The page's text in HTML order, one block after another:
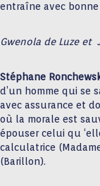
entraîne avec
Gwenola de Luze et
Stéphane
d’un homme qui se
avec assurance et
où la morale est
épouser celui qu
calculatrice
(Barillon).